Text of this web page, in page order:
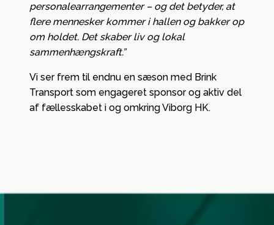
personalearrangementer – og det betyder, at
flere mennesker kommer i hallen og bakker op
om holdet. Det skaber liv og lokal
sammenhængskraft.”
Vi ser frem til endnu en sæson med Brink
Transport som engageret sponsor og aktiv del
af fællesskabet i og omkring Viborg HK.